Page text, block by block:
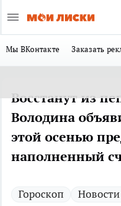
Мы ВКонтакте Заказать
Восстанут из
Володина
этой осенью
наполненный
Гороскоп